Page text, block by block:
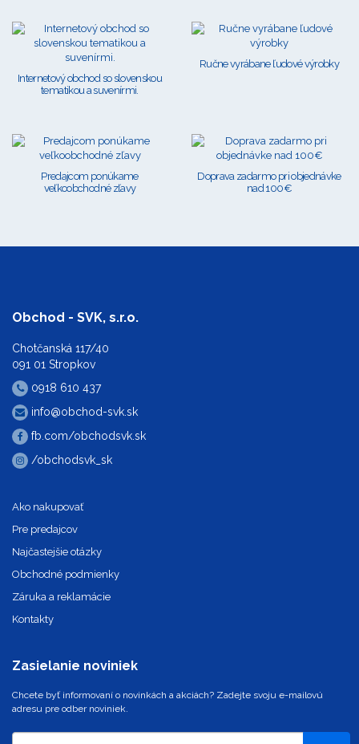
Internetový obchod so slovenskou
tematikou a suvenírmi.
Ručne vyrábane ľudové výrobky
Predajcom ponúkame
veľkoobchodné zľavy
Doprava zadarmo pri objednávke
nad 100€
Obchod - SVK, s.r.o.
Chotčanská 117/40
091 01 Stropkov
0918 610 437
info@obchod-svk.sk
fb.com/obchodsvk.sk
/obchodsvk_sk
Ako nakupovať
Pre predajcov
Najčastejšie otázky
Obchodné podmienky
Záruka a reklamácie
Kontakty
Zasielanie noviniek
Chcete byť informovaní o novinkách a akciách? Zadejte svoju e-mailovú
adresu pre odber noviniek.